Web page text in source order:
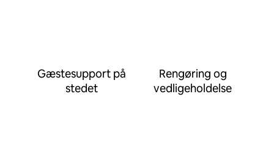
Gæstesupport på
stedet
Rengøring og
vedligeholdelse